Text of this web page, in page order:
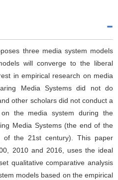
three media system models
will converge to the liberal
in empirical research on media
Media Systems did not do
other scholars did not conduct a
the media system during the
Media Systems (the end of the
of the 21st century). This paper
2010 and 2016, uses the ideal
qualitative comparative analysis
models based on the empirical